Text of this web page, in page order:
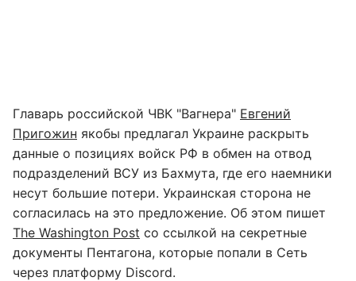
Главарь российской ЧВК "Вагнера" Евгений
Пригожин якобы предлагал Украине раскрыть
данные о позициях войск РФ в обмен на отвод
подразделений ВСУ из Бахмута, где его наемники
несут большие потери. Украинская сторона не
согласилась на это предложение. Об этом пишет
The Washington Post со ссылкой на секретные
документы Пентагона, которые попали в Сеть
через платформу Discord.